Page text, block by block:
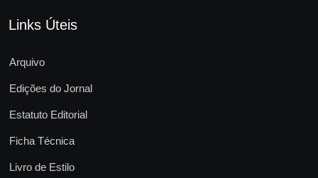
Links Úteis
Arquivo
Edições do Jornal
Estatuto Editorial
Ficha Técnica
Livro de Estilo